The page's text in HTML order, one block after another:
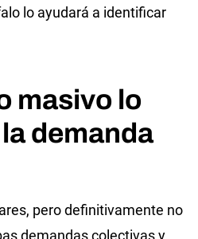
lo ayudará a identificar
masivo lo
demanda
pero definitivamente no
demandas colectivas y